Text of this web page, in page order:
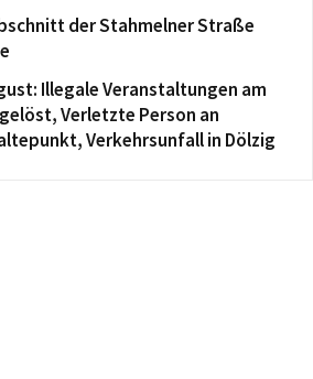
der Stahmelner Straße
Illegale Veranstaltungen am
Verletzte Person an
Verkehrsunfall in Dölzig